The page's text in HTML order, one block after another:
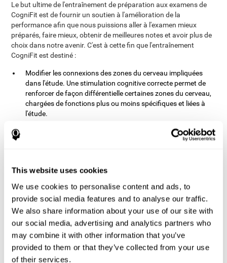
This website uses cookies
We use cookies to personalise content and ads, to
provide social media features and to analyse our traffic.
We also share information about your use of our site with
our social media, advertising and analytics partners who
may combine it with other information that you’ve
provided to them or that they’ve collected from your use
of their services.
Le but ultime de l'entraînement de préparation aux examens de
CogniFit est de fournir un soutien à l'amélioration de la
performance afin que nous puissions aller à l'examen mieux
préparés, faire mieux, obtenir de meilleures notes et avoir plus de
choix dans notre avenir. C'est à cette fin que l'entraînement
CogniFit est destiné :
Modifier les connexions des zones du cerveau impliquées
dans l'étude. Une stimulation cognitive correcte permet de
renforcer de façon différentielle certaines zones du cerveau,
chargées de fonctions plus ou moins spécifiques et liées à
l'étude.
Renforcer les compétences cognitives importantes pour
l'étude. Renforcer les bonnes connexions peut nous aider à
optimiser notre temps d'étude.
professionnel. Si nous parvenons à optimiser le temps que
nous passons à étudier et à préparer les examens, il est
possible de réduire les problèmes scolaires. Ainsi, il est
possible d'améliorer nos résultats scolaires et d'opter pour de
meilleurs centres d'études ou emplois.
Promouvoir le développement socio-affectif. Si nous
parvenons à être plus efficaces dans notre étude, en plus